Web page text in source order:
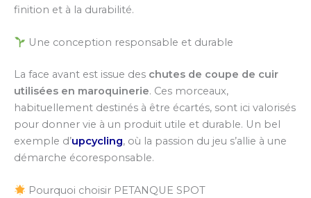
finition et à la durabilité.
Une conception responsable et durable
La face avant est issue des chutes de coupe de cuir
utilisées en maroquinerie. Ces morceaux,
habituellement destinés à être écartés, sont ici valorisés
pour donner vie à un produit utile et durable. Un bel
exemple d’upcycling, où la passion du jeu s’allie à une
démarche écoresponsable.
Pourquoi choisir PETANQUE SPOT